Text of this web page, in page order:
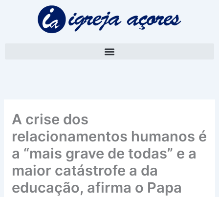
A crise dos
relacionamentos humanos é
a “mais grave de todas” e a
maior catástrofe a da
educação, afirma o Papa